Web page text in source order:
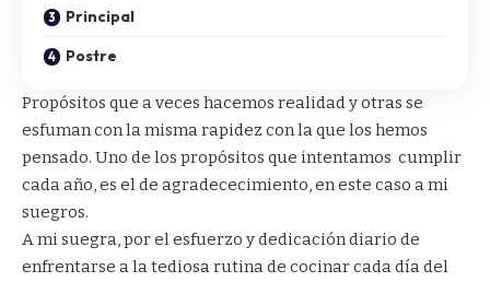
Principal
Postre
Propósitos que a veces hacemos realidad y otras se
esfuman con la misma rapidez con la que los hemos
pensado. Uno de los propósitos que intentamos cumplir
cada año, es el de agradececimiento, en este caso a mi
suegros.
A mi suegra, por el esfuerzo y dedicación diario de
enfrentarse a la tediosa rutina de cocinar cada día del